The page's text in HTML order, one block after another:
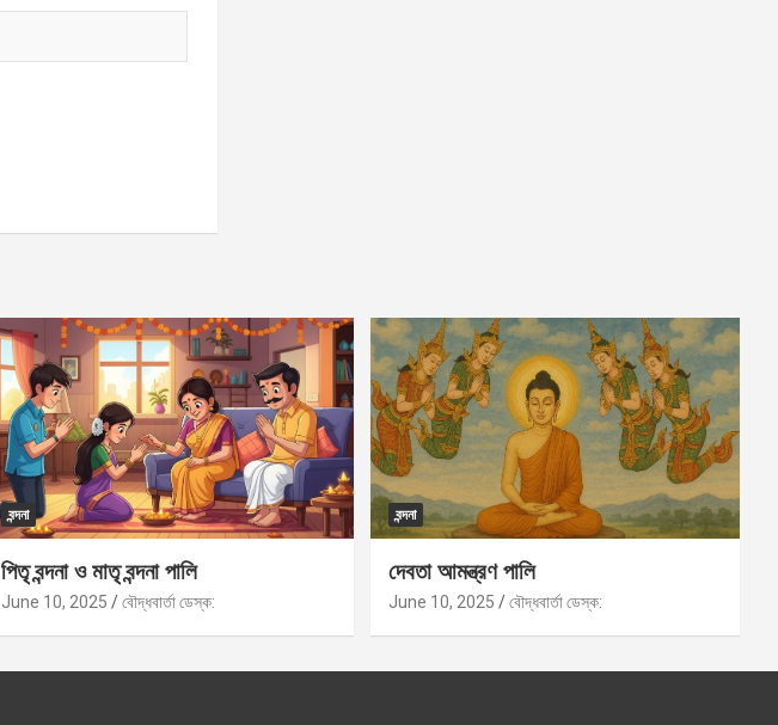
বন্দনা
পিতৃ বন্দনা ও মাতৃ বন্দনা পালি
June 10, 2025 বৌদ্ধবার্তা ডেস্ক:
বন্দনা
দেবতা আমন্ত্রণ পালি
June 10, 2025 বৌদ্ধবার্তা ডেস্ক: